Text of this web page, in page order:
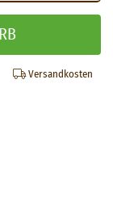
Versandkosten